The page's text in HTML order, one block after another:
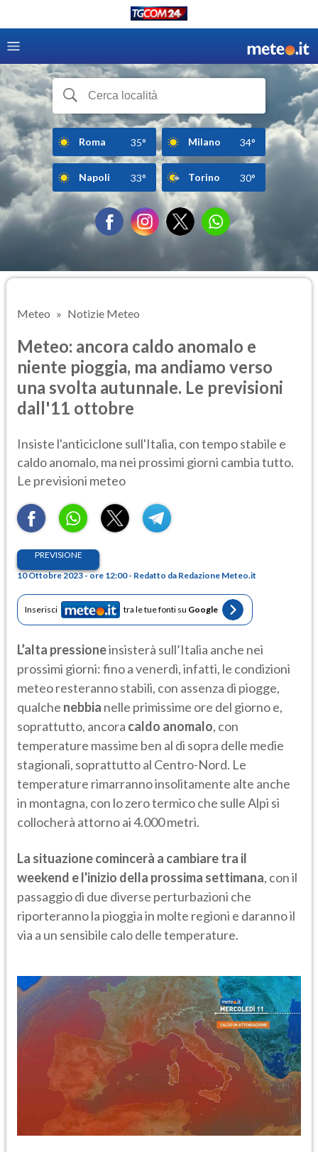
Roma 35° Milano 34°
Napoli 33° Torino 30°
Meteo Notizie Meteo
Meteo: ancora caldo anomalo e
niente pioggia, ma andiamo verso
una svolta autunnale. Le previsioni
dall'11 ottobre
Insiste l'anticiclone sull'Italia, con tempo stabile e
caldo anomalo, ma nei prossimi giorni cambia tutto.
Le previsioni meteo
PREVISIONE
10 Ottobre 2023 - ore 12:00 - Redatto da Redazione Meteo.it
Inserisci tra le tue fonti su Google
L’alta pressioneinsisterà sull’Italia anche nei
prossimi giorni: fino a venerdì, infatti, le condizioni
meteo resteranno stabili, con assenza di piogge,
qualche nebbia nelle primissime ore del giorno e,
soprattutto, ancora caldo anomalo, con
temperature massime ben al di sopra delle medie
stagionali, soprattutto al Centro-Nord. Le
temperature rimarranno insolitamente alte anche
in montagna, con lo zero termico che sulle Alpi si
collocherà attorno ai 4.000 metri.
La situazione comincerà a cambiare tra il
weekend e l'inizio della prossima settimana, con il
passaggio di due diverse perturbazioni che
riporteranno la pioggia in molte regioni e daranno il
via a un sensibile calo delle temperature.